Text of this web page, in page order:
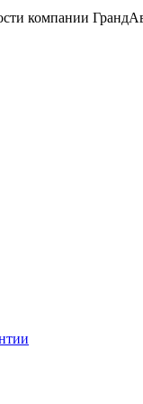
компании